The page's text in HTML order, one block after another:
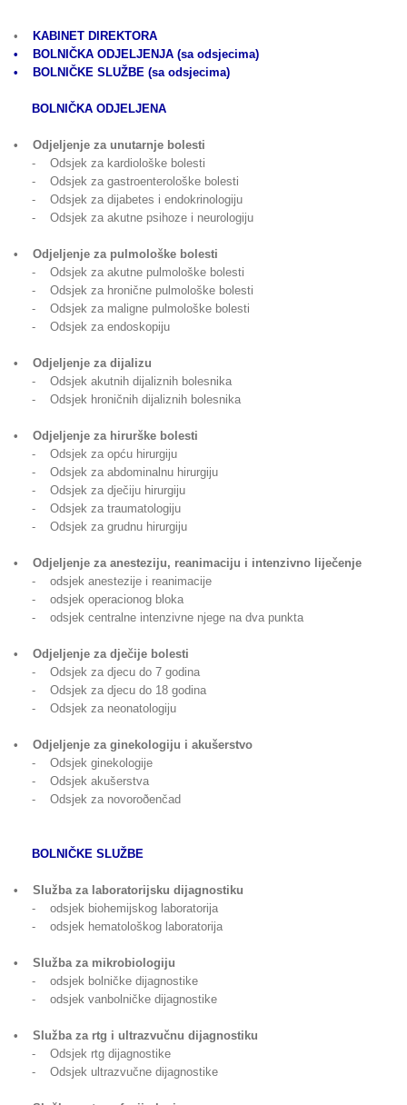
•
KABINET DIREKTORA
• BOLNIČKA ODJELJENJA (sa odsjecima)
• BOLNIČKE SLUŽBE (sa odsjecima)
BOLNIČKA ODJELJENA
• Odjeljenje za unutarnje bolesti
- Odsjek za kardiološke bolesti
- Odsjek za gastroenterološke bolesti
- Odsjek za dijabetes i endokrinologiju
- Odsjek za akutne psihoze i neurologiju
• Odjeljenje za pulmološke bolesti
- Odsjek za akutne pulmološke bolesti
- Odsjek za hronične pulmološke bolesti
- Odsjek za maligne pulmološke bolesti
- Odsjek za endoskopiju
• Odjeljenje za dijalizu
- Odsjek akutnih dijaliznih bolesnika
- Odsjek hroničnih dijaliznih bolesnika
• Odjeljenje za hirurške bolesti
- Odsjek za opću hirurgiju
- Odsjek za abdominalnu hirurgiju
- Odsjek za dječiju hirurgiju
- Odsjek za traumatologiju
- Odsjek za grudnu hirurgiju
• Odjeljenje za anesteziju, reanimaciju i intenzivno liječenje
- odsjek anestezije i reanimacije
- odsjek operacionog bloka
- odsjek centralne intenzivne njege na dva punkta
• Odjeljenje za dječije bolesti
- Odsjek za djecu do 7 godina
- Odsjek za djecu do 18 godina
- Odsjek za neonatologiju
• Odjeljenje za ginekologiju i akušerstvo
- Odsjek ginekologije
- Odsjek akušerstva
- Odsjek za novoroðenčad
BOLNIČKE SLUŽBE
• Služba za laboratorijsku dijagnostiku
- odsjek biohemijskog laboratorija
- odsjek hematološkog laboratorija
• Služba za mikrobiologiju
- odsjek bolničke dijagnostike
- odsjek vanbolničke dijagnostike
• Služba za rtg i ultrazvučnu dijagnostiku
- Odsjek rtg dijagnostike
- Odsjek ultrazvučne dijagnostike